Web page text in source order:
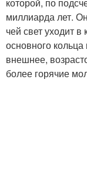
которой, по
миллиарда лет.
чей свет уходит
основного
внешнее,
более горячие